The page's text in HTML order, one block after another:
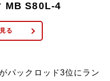
MB S80L-4
る
パックロッド3位にラン